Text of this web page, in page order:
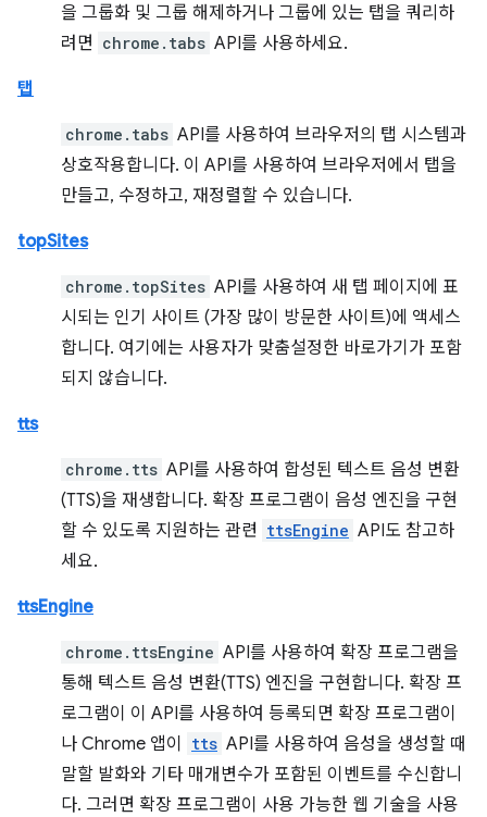
을 그룹화 및 그룹 해제하거나 그룹에 있는 탭을 쿼리하
려면 chrome.tabs API를 사용하세요.
탭
chrome.tabs API를 사용하여 브라우저의 탭 시스템과
상호작용합니다. 이 API를 사용하여 브라우저에서 탭을
만들고, 수정하고, 재정렬할 수 있습니다.
topSites
chrome.topSites API를 사용하여 새 탭 페이지에 표
시되는 인기 사이트 (가장 많이 방문한 사이트)에 액세스
합니다. 여기에는 사용자가 맞춤설정한 바로가기가 포함
되지 않습니다.
tts
chrome.tts API를 사용하여 합성된 텍스트 음성 변환
(TTS)을 재생합니다. 확장 프로그램이 음성 엔진을 구현
할 수 있도록 지원하는 관련 ttsEngine API도 참고하
세요.
ttsEngine
chrome.ttsEngine API를 사용하여 확장 프로그램을
통해 텍스트 음성 변환(TTS) 엔진을 구현합니다. 확장 프
로그램이 이 API를 사용하여 등록되면 확장 프로그램이
나 Chrome 앱이
tts API를 사용하여 음성을 생성할 때
말할 발화와 기타 매개변수가 포함된 이벤트를 수신합니
다. 그러면 확장 프로그램이 사용 가능한 웹 기술을 사용